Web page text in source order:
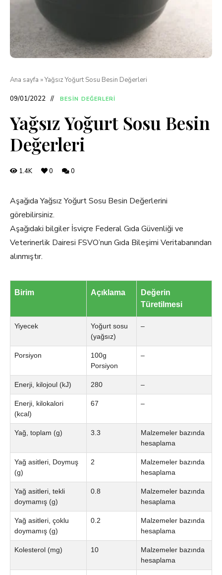
Ana sayfa »Yağsız Yoğurt Sosu Besin Değerleri
09/01/2022 BESIN DEĞERLERI
Yağsız Yoğurt Sosu Besin
Değerleri
1.4K 0 0
Aşağıda Yağsız Yoğurt Sosu Besin Değerlerini
görebilirsiniz.
Aşağıdaki bilgiler İsviçre Federal Gıda Güvenliği ve
Veterinerlik Dairesi FSVO’nun Gıda Bileşimi Veritabanından
alınmıştır.
Birim Açıklama
Değerin
Türetilmesi
Yiyecek
Yoğurt sosu
(yağsız)
–
Porsiyon
100g
Porsiyon
–
Enerji, kilojoul (kJ) 280 –
Enerji, kilokalori
(kcal)
67 –
Yağ, toplam (g) 3.3
Malzemeler bazında
hesaplama
Yağ asitleri, Doymuş
(g)
2
Malzemeler bazında
hesaplama
Yağ asitleri, tekli
doymamış (g)
0.8
Malzemeler bazında
hesaplama
Yağ asitleri, çoklu
doymamış (g)
0.2
Malzemeler bazında
hesaplama
Kolesterol (mg) 10
Malzemeler bazında
hesaplama